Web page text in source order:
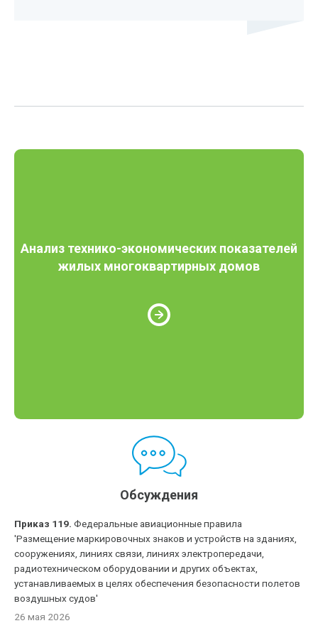
Анализ технико-экономических показателей
жилых многоквартирных домов
Обсуждения
Приказ 119. Федеральные авиационные правила
'Размещение маркировочных знаков и устройств на зданиях,
сооружениях, линиях связи, линиях электропередачи,
радиотехническом оборудовании и других объектах,
устанавливаемых в целях обеспечения безопасности полетов
воздушных судов'
26 мая 2026